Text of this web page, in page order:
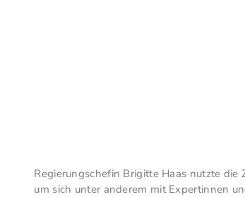
Regierungschefin Brigitte Haas nutzte die
um sich unter anderem mit Expertinnen